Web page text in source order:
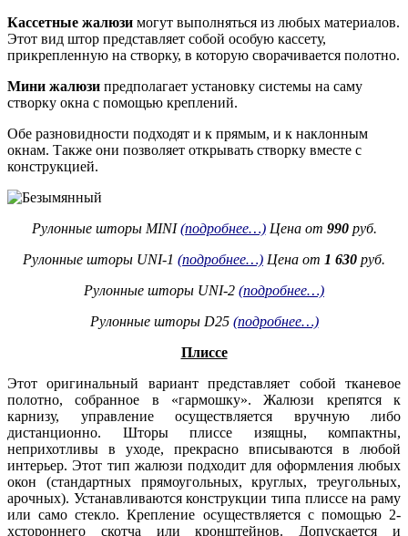
Кассетные жалюзи могут выполняться из любых материалов.
Этот вид штор представляет собой особую кассету,
прикрепленную на створку, в которую сворачивается полотно.
Мини жалюзи предполагает установку системы на саму
створку окна с помощью креплений.
Обе разновидности подходят и к прямым, и к наклонным
окнам. Также они позволяет открывать створку вместе с
конструкцией.
Рулонные шторы MINI(подробнее…)Цена от 990руб.
Рулонные шторы UNI-1 (подробнее…) Цена от 1 630 руб.
Рулонные шторы UNI-2 (подробнее…)
Рулонные шторы D25 (подробнее…)
Плиссе
Этот оригинальный вариант представляет собой тканевое
полотно, собранное в «гармошку». Жалюзи крепятся к
карнизу, управление осуществляется вручную либо
дистанционно. Шторы плиссе изящны, компактны,
неприхотливы в уходе, прекрасно вписываются в любой
интерьер. Этот тип жалюзи подходит для оформления любых
окон (стандартных прямоугольных, круглых, треугольных,
арочных). Устанавливаются конструкции типа плиссе на раму
или само стекло. Крепление осуществляется с помощью 2-
хстороннего скотча или кронштейнов. Допускается и